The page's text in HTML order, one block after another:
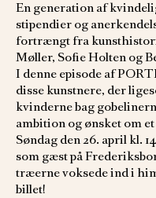
En generation af
stipendier og
fortrængt fra
Møller, Sofie Holten og
I denne episode af
disse kunstnere, der
kvinderne bag
ambition og ønsket om
Søndag den 26. april kl.
som gæst på
træerne voksede ind i
billet!